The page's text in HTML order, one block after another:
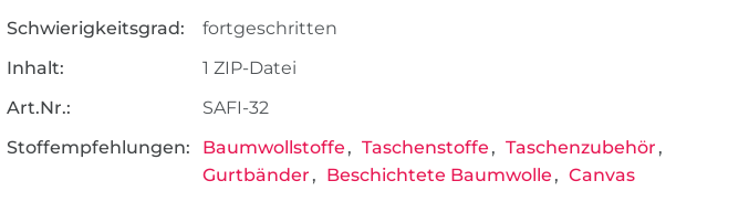
Schwierigkeitsgrad:
fortgeschritten
Inhalt:
1 ZIP-Datei
Art.Nr.:
SAFI-32
Stoffempfehlungen:
Baumwollstoffe Taschenstoffe
Taschenzubehör
Gurtbänder
Beschichtete Baumwolle Canvas